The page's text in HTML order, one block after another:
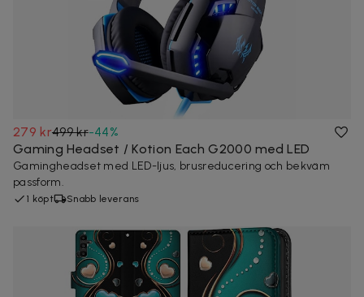
279 kr499 kr-44%
Gaming Headset / Kotion Each G2000 med LED
Gamingheadset med LED-ljus, brusreducering och bekväm
passform.
1 köpt Snabb leverans